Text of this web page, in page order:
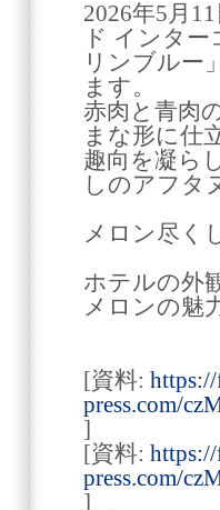
2026年5月
ド インタ
リンブルー
ます。
赤肉と青肉
まな形に仕
趣向を凝ら
しのアフタ
メロン尽く
ホテルの外
メロンの魅
[資料:
press.com/
]
[資料:
press.com/
]